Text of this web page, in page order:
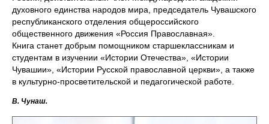
духовного единства народов мира, председатель Чувашского
республиканского отделения общероссийского
общественного движения «Россия Православная».
Книга станет добрым помощником старшеклассникам и
студентам в изучении «Истории Отечества», «Истории
Чувашии», «Истории Русской православной церкви», а также
в культурно-просветительской и педагогической работе.
В. Чунаш.